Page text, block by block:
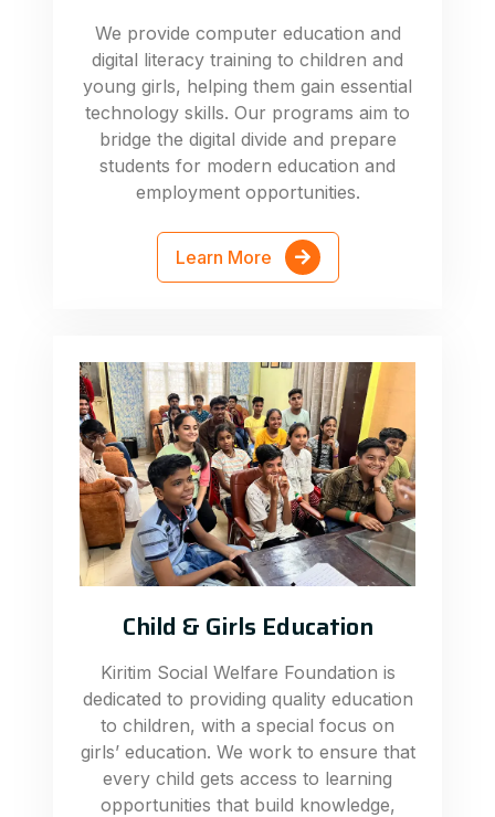
We provide computer education and
digital literacy training to children and
young girls, helping them gain essential
technology skills. Our programs aim to
bridge the digital divide and prepare
students for modern education and
employment opportunities.
Learn More
Child & Girls Education
Kiritim Social Welfare Foundation is
dedicated to providing quality education
to children, with a special focus on
girls’ education. We work to ensure that
every child gets access to learning
opportunities that build knowledge,